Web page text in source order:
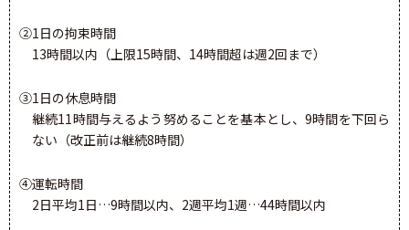
②1日の拘束時間
13時間以内（上限15時間、14時間超は週2回まで）
③1日の休息時間
継続11時間与えるよう努めることを基本とし、9時間を下回ら
ない（改正前は継続8時間）
④運転時間
2日平均1日…9時間以内、2週平均1週…44時間以内